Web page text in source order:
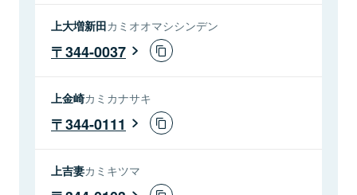
上大増新田カミオオマシシンデン
344-0037
上金崎カミカナサキ
344-0111
上吉妻カミキツマ